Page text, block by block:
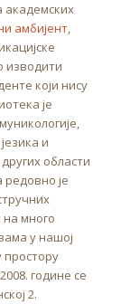
академских
амбијент,
изводити
који нису
је
и
области
редовно је
на много
у нашој
простору
године се
2.